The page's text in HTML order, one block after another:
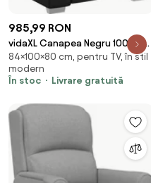
985,99 RON
vidaXL Canapea Negru 100 x 80
x 84 cm țesătură
84×100×80 cm, pentru TV, în stil
modern
În stoc
Livrare gratuită